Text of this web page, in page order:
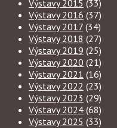
Výstavy 2015 (33)
Výstavy 2016 (37)
Výstavy 2017 (34)
Výstavy 2018 (27)
Výstavy 2019 (25)
Výstavy 2020 (21)
Výstavy 2021 (16)
Výstavy 2022 (23)
Výstavy 2023 (29)
Výstavy 2024 (68)
Výstavy 2025 (33)